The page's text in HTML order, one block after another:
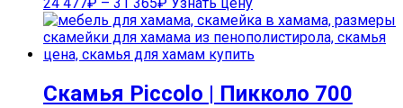
24 477₽ – 31 365₽ Узнать цену
Скамья Piccolo | Пикколо 700